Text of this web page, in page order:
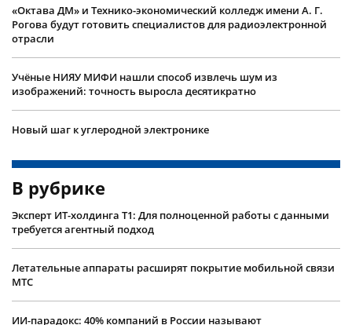
«Октава ДМ» и Технико-экономический колледж имени А. Г.
Рогова будут готовить специалистов для радиоэлектронной
отрасли
Учëные НИЯУ МИФИ нашли способ извлечь шум из
изображений: точность выросла десятикратно
Новый шаг к углеродной электронике
В рубрике
Эксперт ИТ-холдинга Т1: Для полноценной работы с данными
требуется агентный подход
Летательные аппараты расширят покрытие мобильной связи
МТС
ИИ-парадокс: 40% компаний в России называют